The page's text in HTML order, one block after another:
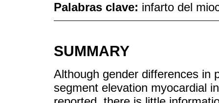
Palabras clave: infarto del
SUMMARY
Although gender differences in
segment elevation myocardial